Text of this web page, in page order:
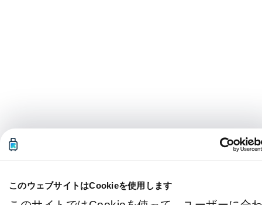
このウェブサイトはCookieを使用します